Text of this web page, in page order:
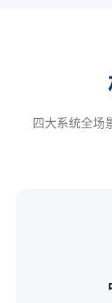
四大系统全场